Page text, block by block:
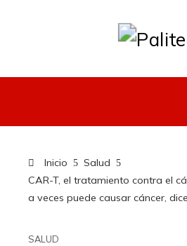
Inicio
Salud
CAR-T, el tratamiento contra el
a veces puede causar cáncer,
SALUD